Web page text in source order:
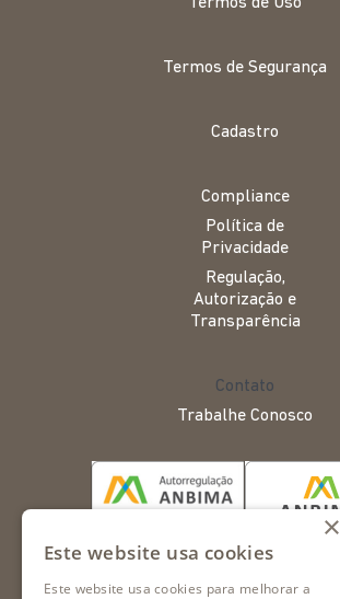
Termos de Segurança
Cadastro
Compliance
Política de
Privacidade
Regulação,
Autorização e
Transparência
Contato
Trabalhe Conosco
×
Este website usa cookies
Este website usa cookies para melhorar a